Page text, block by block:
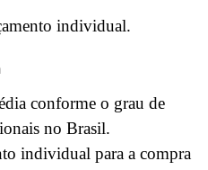
individual.
conforme o grau de
no Brasil.
individual para a compra